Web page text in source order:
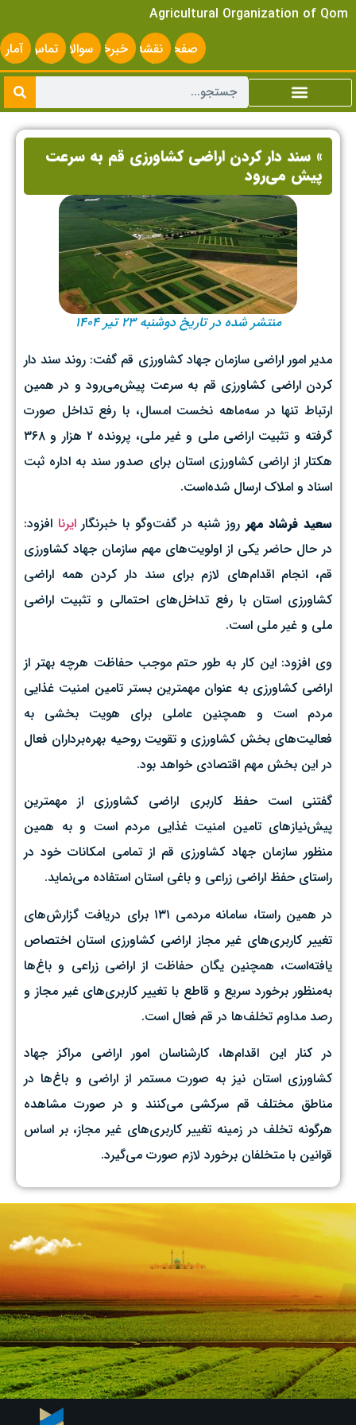
Agricultural Organization of Qom
صفحه
اصلی
نقشه
سایت
خبرخوانسوالات
متداول
تماس
با ما
آمار
» سند دار کردن اراضی کشاورزی قم به سرعت
پیش‌ می‌رود
منتشر شده در تاریخ دوشنبه ۲۳ تیر ۱۴۰۴
مدیر امور اراضی سازمان جهاد کشاورزی قم گفت: روند سند دار
کردن اراضی کشاورزی قم به سرعت پیش‌می‌رود و در همین
ارتباط تنها در سه‌ماهه نخست امسال، با رفع تداخل صورت
گرفته و تثبیت اراضی ملی و غیر ملی، پرونده ۲ هزار و ۳۶۸
هکتار از اراضی کشاورزی استان برای صدور سند به اداره ثبت
اسناد و املاک ارسال شده‌است.
سعید فرشاد مهر روز شنبه در گفت‌وگو با خبرنگارایرنا افزود:
در حال حاضر یکی از اولویت‌های مهم سازمان جهاد کشاورزی
قم، انجام اقدام‌های لازم برای سند دار کردن همه اراضی
کشاورزی استان با رفع تداخل‌های احتمالی و تثبیت اراضی
ملی و غیر ملی است.
وی افزود: این کار به طور حتم موجب حفاظت هرچه بهتر از
اراضی کشاورزی به عنوان مهمترین بستر تامین امنیت غذایی
مردم است و همچنین عاملی برای هویت بخشی به
فعالیت‌های بخش کشاورزی و تقویت روحیه بهره‌برداران فعال
در این بخش مهم اقتصادی خواهد بود.
گفتنی است حفظ کاربری اراضی کشاورزی از مهمترین
پیش‌نیازهای تامین امنیت غذایی مردم است و به همین
منظور سازمان جهاد کشاورزی قم از تمامی امکانات خود در
راستای حفظ اراضی زراعی و باغی استان استفاده می‌نماید.
در همین راستا، سامانه مردمی ۱۳۱ برای دریافت گزارش‌های
تغییر کاربری‌های غیر مجاز اراضی کشاورزی استان اختصاص
یافته‌است، همچنین یگان حفاظت از اراضی زراعی و باغ‌ها
به‌منظور برخورد سریع و قاطع با تغییر کاربری‌های غیر مجاز و
رصد مداوم تخلف‌ها در قم فعال است.
در کنار این اقدام‌ها، کارشناسان امور اراضی مراکز جهاد
کشاورزی استان نیز به صورت مستمر از اراضی و باغ‌ها در
مناطق مختلف قم سرکشی می‌کنند و در صورت مشاهده
هرگونه تخلف در زمینه تغییر کاربری‌های غیر مجاز، بر اساس
قوانین با متخلفان برخورد لازم صورت می‌گیرد.